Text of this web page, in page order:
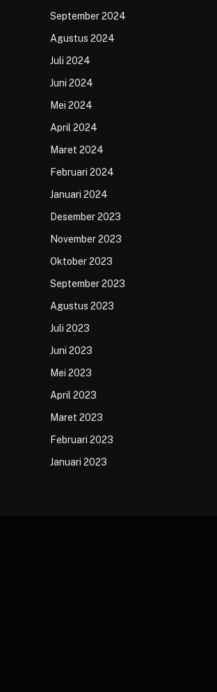
September 2024
Agustus 2024
Juli 2024
Juni 2024
Mei 2024
April 2024
Maret 2024
Februari 2024
Januari 2024
Desember 2023
November 2023
Oktober 2023
September 2023
Agustus 2023
Juli 2023
Juni 2023
Mei 2023
April 2023
Maret 2023
Februari 2023
Januari 2023